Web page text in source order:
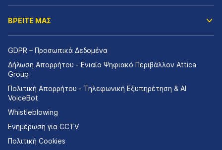
ΒΡΕΙΤΕ ΜΑΣ
GDPR – Προσωπικά Δεδομένα
Δήλωση Απορρήτου - Ενιαίο Ψηφιακό Περιβάλλον Attica
Group
Πολιτική Απορρήτου - Τηλεφωνική Εξυπηρέτηση & AI
VoiceBot
Whistleblowing
Ενημέρωση για CCTV
Πολιτική Cookies